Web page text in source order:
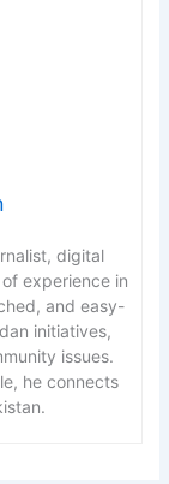
digital
experience in
and easy-
initiatives,
issues.
he connects